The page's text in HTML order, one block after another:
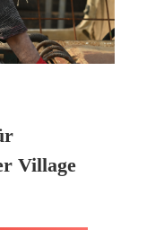
Village